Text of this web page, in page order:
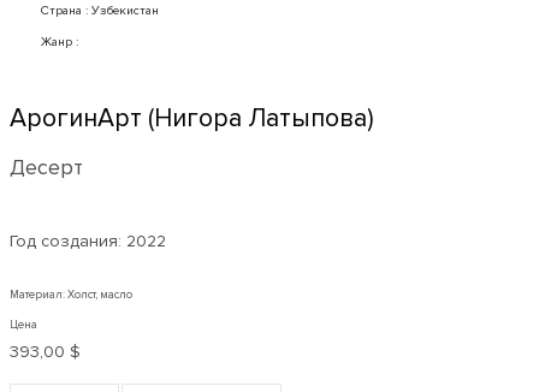
Страна : Узбекистан
Жанр :
АрогинАрт (Нигора Латыпова)
Десерт
Год создания: 2022
Материал: Холст, масло
Цена
393,00 $